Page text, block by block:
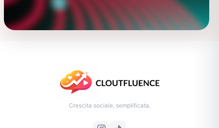
Crescita sociale, semplificata.